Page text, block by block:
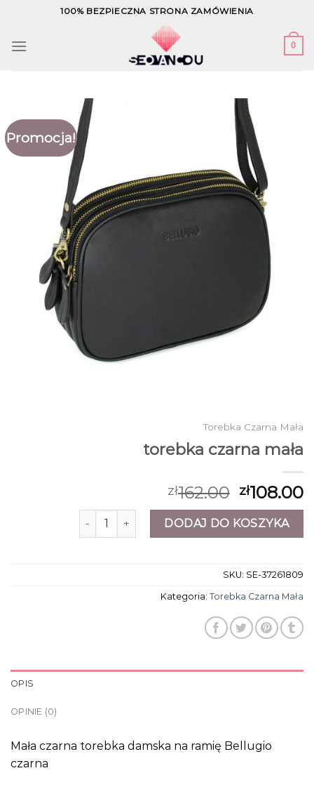
content
100% BEZPIECZNA STRONA ZAMÓWIENIA
0
Promocja!
Torebka Czarna Mała
torebka czarna mała
zł162.00 zł108.00
ilość torebka czarna małaDODAJ DO KOSZYKA
SKU: SE-37261809
Kategoria: Torebka Czarna Mała
OPIS
OPINIE (0)
Mała czarna torebka damska na ramię Bellugio
czarna